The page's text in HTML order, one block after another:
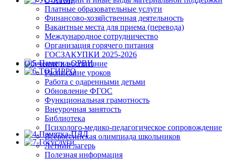
Платные образовательные услуги
Финансово-хозяйственная деятельность
Вакантные места для приема (перевода)
Международное сотрудничество
Организация горячего питания
ГОСЗАКУПКИ 2025-2026
Обучение и воспитание
Расписание уроков
Работа с одаренными детьми
Обновление ФГОС
Функциональная грамотность
Внеурочная занятость
Библиотека
Психолого-медико-педагогическое сопровождение
Всероссийская олимпиада школьников
Летний лагерь
Полезная информация